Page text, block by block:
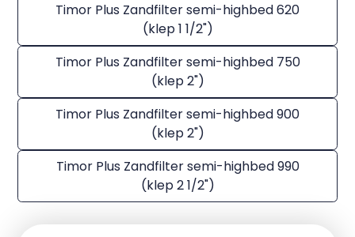
Timor Plus Zandfilter semi-highbed 620
(klep 1 1/2")
Timor Plus Zandfilter semi-highbed 750
(klep 2")
Timor Plus Zandfilter semi-highbed 900
(klep 2")
Timor Plus Zandfilter semi-highbed 990
(klep 2 1/2")